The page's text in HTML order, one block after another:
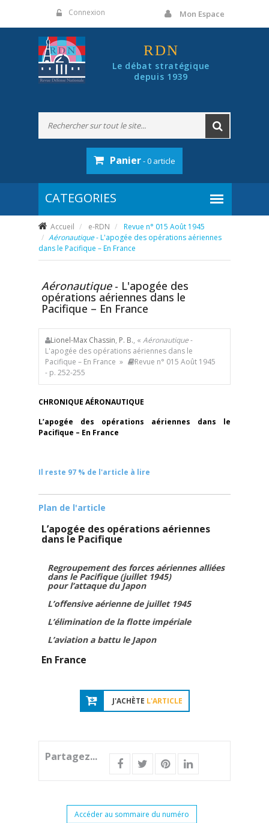
Connexion Mon Espace
RDN
Le débat stratégique
depuis 1939
Panier- 0 article
Accueil e-RDN
Revue n° 015 Août 1945
Aéronautique- L'apogée des opérations aériennes
dans le Pacifique – En France
Aéronautique - L'apogée des
opérations aériennes dans le
Pacifique – En France
Lionel-Max Chassin, P. B., « Aéronautique-
L'apogée des opérations aériennes dans le
Pacifique – En France »
Revue n° 015 Août 1945
- p. 252-255
CHRONIQUE AÉRONAUTIQUE
L’apogée des opérations aériennes dans le
Pacifique – En France
Il reste 97 % de l'article à lire
Plan de l'article
L’apogée des opérations aériennes
dans le Pacifique
Regroupement des forces aériennes alliées
dans le Pacifique (juillet 1945)
pour l’attaque du Japon
L’offensive aérienne de juillet 1945
L’élimination de la flotte impériale
L’aviation a battu le Japon
En France
J'ACHÈTE L'ARTICLE
Partagez...
Accéder au sommaire du numéro